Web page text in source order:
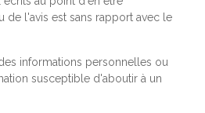
de l'avis est sans rapport avec le
informations personnelles ou
susceptible d'aboutir à un